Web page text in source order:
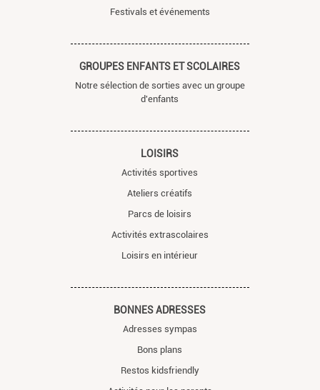
Festivals et événements
GROUPES ENFANTS ET SCOLAIRES
Notre sélection de sorties avec un groupe
d'enfants
LOISIRS
Activités sportives
Ateliers créatifs
Parcs de loisirs
Activités extrascolaires
Loisirs en intérieur
BONNES ADRESSES
Adresses sympas
Bons plans
Restos kidsfriendly